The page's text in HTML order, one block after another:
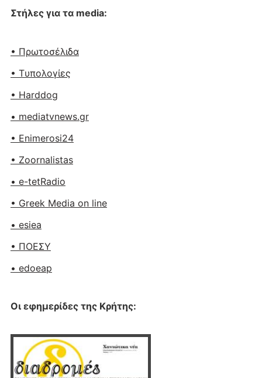
Στήλες για τα media:
• Πρωτοσέλιδα
• Tυπολογίες
• Harddog
• mediatvnews.gr
• Enimerosi24
• Zoornalistas
• e-tetRadio
• Greek Media on line
• esiea
• ΠΟΕΣΥ
• edoeap
Οι εφημερίδες της Κρήτης: